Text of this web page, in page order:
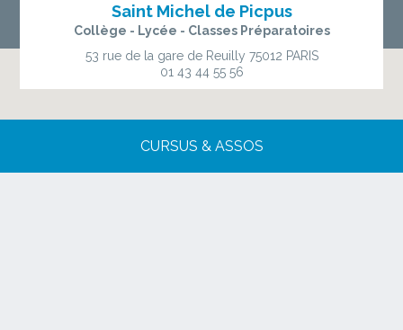
CURSUS & ASSOS
Saint Michel de Picpus
Collège - Lycée - Classes Préparatoires
53 rue de la gare de Reuilly 75012 PARIS
01 43 44 55 56